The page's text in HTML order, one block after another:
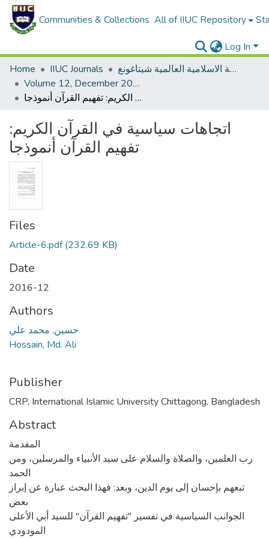
Communities & Collections All of IIUC Repository
Log In
Home
IIUC Journals
دراسات الجامعة الاسلامية العالمية شيتاغونغ (IIUC Dirasat/Studies)
Volume 12, December 2016
اتجاھات سیاسیة في القرآن الكریم: تفھیم القرآن أنموذجا
اتجاھات سیاسیة في القرآن الكریم:
تفھیم القرآن أنموذجا
Files
Article-6.pdf(232.69 KB)
Date
2016-12
Authors
حسین, محمد علي
Hossain, Md. Ali
Publisher
CRP, International Islamic University Chittagong, Bangladesh
Abstract
المقدمة
رب العلمین، والصلاة والسلام على سید الأنبیاء والمرسلین، ومن
الحمد
تبعھم بإحسان إلى یوم الدین، وبعد: فھذا البحث عبارة عن إبراز
بعض
الجوانب السیاسیة في تفسیر "تفھیم القرآن" للسید أبي الأعلى
المودودي